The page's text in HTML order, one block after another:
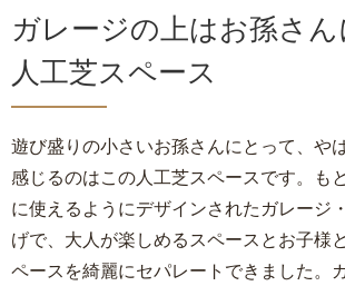
ガレージの上はお孫さ
人工芝スペース
遊び盛りの小さいお孫さんにとって、や
感じるのはこの人工芝スペースです。も
に使えるようにデザインされたガレージ
げで、大人が楽しめるスペースとお子様
ペースを綺麗にセパレートできました。